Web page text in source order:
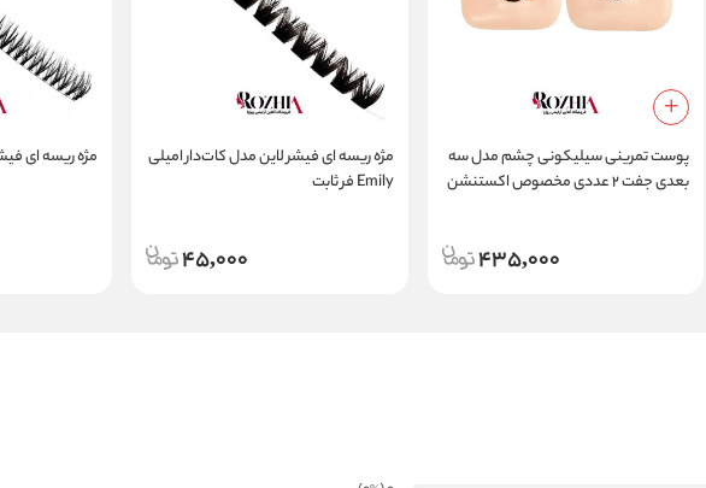
پوست تمرینی سیلیکونی چشم مدل سه
بعدی جفت ۲ عددی مخصوص اکستنشن
435,000
مژه ریسه ای فیشر لاین مدل کات‌دار امیلی
Emily فر ثابت
45,000
مژه ریسه ای